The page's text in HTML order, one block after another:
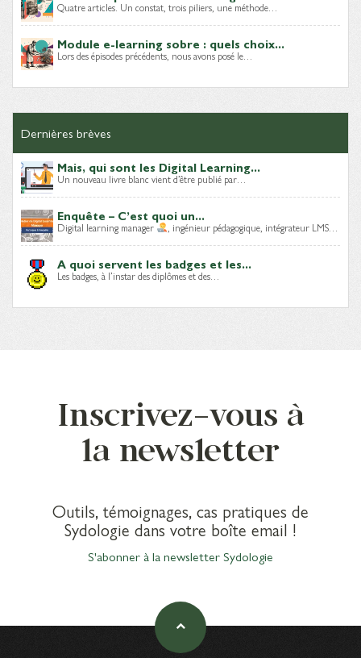
Quatre articles. Un constat, trois piliers, une méthode…
Module e-learning sobre : quels choix...
Lors des épisodes précédents, nous avons posé le…
Dernières brèves
Mais, qui sont les Digital Learning...
Un nouveau livre blanc vient d’être publié par…
Enquête – C’est quoi un...
Digital learning manager , ingénieur pédagogique, intégrateur LMS…
A quoi servent les badges et les...
Les badges, à l’instar des diplômes et des…
Inscrivez-vous à
la newsletter
Outils, témoignages, cas pratiques de
Sydologie dans votre boîte email !
S'abonner à la newsletter Sydologie